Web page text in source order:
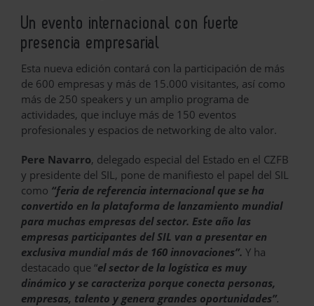
Un evento internacional con fuerte
presencia empresarial
Esta nueva edición contará con la participación de más
de 600 empresas y más de 15.000 visitantes, así como
más de 250 speakers y un amplio programa de
actividades, que incluye más de 150 eventos
profesionales y espacios de networking de alto valor.
Pere Navarro, delegado especial del Estado en el CZFB
y presidente del SIL, pone de manifiesto el papel del SIL
como “feria de referencia internacional que se ha
convertido en la plataforma de lanzamiento mundial
para muchas empresas del sector. Este año las
empresas participantes del SIL van a presentar en
exclusiva mundial más de 160 innovaciones”. Y ha
destacado que “el sector de la logística es muy
dinámico y se caracteriza porque conecta personas,
empresas, talento y genera grandes oportunidades”.